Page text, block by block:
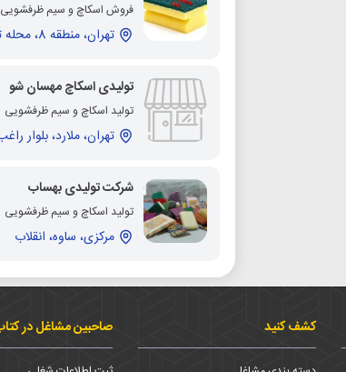
فروش اسکاچ و سیم ظرفشویی
تهران، منطقه 8، محله تهرانپارس، حکیمیه
تولیدی اسکاچ مهسان شو
تولید اسکاچ و سیم ظرفشویی
تهران، ملارد، بلوار
شرکت تولیدی بهساب
تولید اسکاچ و سیم ظرفشویی
مرکزی، ساوه، انقلاب
کشف کنید صاحبین مشاغل در